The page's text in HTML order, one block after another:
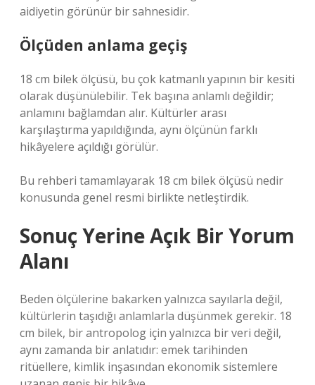
aidiyetin görünür bir sahnesidir.
Ölçüden anlama geçiş
18 cm bilek ölçüsü, bu çok katmanlı yapının bir kesiti
olarak düşünülebilir. Tek başına anlamlı değildir;
anlamını bağlamdan alır. Kültürler arası
karşılaştırma yapıldığında, aynı ölçünün farklı
hikâyelere açıldığı görülür.
Bu rehberi tamamlayarak 18 cm bilek ölçüsü nedir
konusunda genel resmi birlikte netleştirdik.
Sonuç Yerine Açık Bir Yorum
Alanı
Beden ölçülerine bakarken yalnızca sayılarla değil,
kültürlerin taşıdığı anlamlarla düşünmek gerekir. 18
cm bilek, bir antropolog için yalnızca bir veri değil,
aynı zamanda bir anlatıdır: emek tarihinden
ritüellere, kimlik inşasından ekonomik sistemlere